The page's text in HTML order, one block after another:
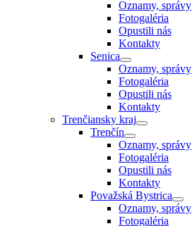
Oznamy, správy
Fotogaléria
Opustili nás
Kontakty
Senica
Oznamy, správy
Fotogaléria
Opustili nás
Kontakty
Trenčiansky kraj
Trenčín
Oznamy, správy
Fotogaléria
Opustili nás
Kontakty
Považská Bystrica
Oznamy, správy
Fotogaléria